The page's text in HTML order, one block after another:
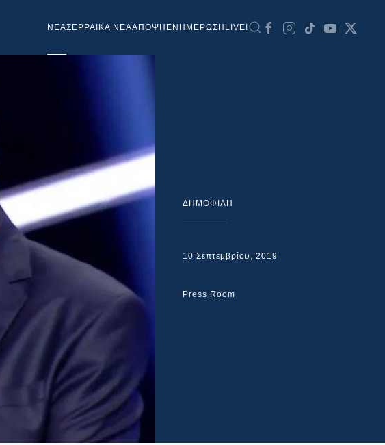
NEAΣΕΡΡΑΙΚΑ ΝΕΑΑΠΟΨΗ ΕΝΗΜΕΡΩΣΗ LIVE!
ΔΗΜΟΦΙΛΗ
10 Σεπτεμβρίου, 2019
Press Room